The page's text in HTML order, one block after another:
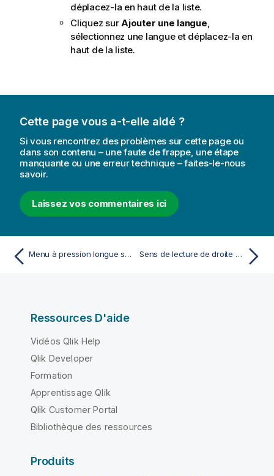
déplacez-la en haut de la liste.
Cliquez surAjouter une langue,
sélectionnez une langue et déplacez-la en
haut de la liste.
Cette page vous a-t-elle aidé ?
Si vous rencontrez des problèmes sur cette page ou
dans son contenu – une faute de frappe, une étape
manquante ou une erreur technique – faites-le-nous
savoir.
Laissez vos commentaires ici
Menu à pression longue sur les appareils tactiles Sens de lecture de droite à gauche dans Qlik Sense
Ressources D'aide
Vidéos Qlik Help
Qlik Developer
Formation
Apprentissage Qlik
Qlik Customer Portal
Bibliothèque des ressources
Produits